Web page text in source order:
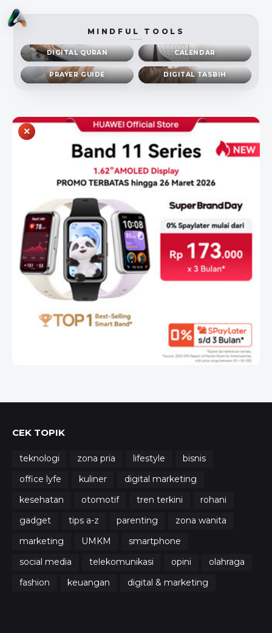
MINDFUL TOOLS
DIGITAL QURAN CALENDAR
PRAYER GUIDE DIGITAL TASBIH
×
CEK TOPIK
teknologi zona pria lifestyle
bisnis
office lyfe
kuliner
digital marketing
kesehatan
otomotif tren terkini
rohani
gadget
tips a-z parenting
zona wanita
marketing
UMKM
smartphone
social media
telekomunikasi opini
olahraga
fashion
keuangan digital & marketing